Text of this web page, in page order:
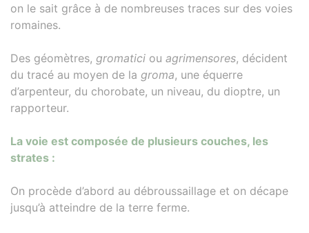
on le sait grâce à de nombreuses traces sur des voies
romaines.
Des géomètres, gromatici ou agrimensores, décident
du tracé au moyen de la groma, une équerre
d’arpenteur, du chorobate, un niveau, du dioptre, un
rapporteur.
La voie est composée de plusieurs couches, les
strates :
On procède d’abord au débroussaillage et on décape
jusqu’à atteindre de la terre ferme.